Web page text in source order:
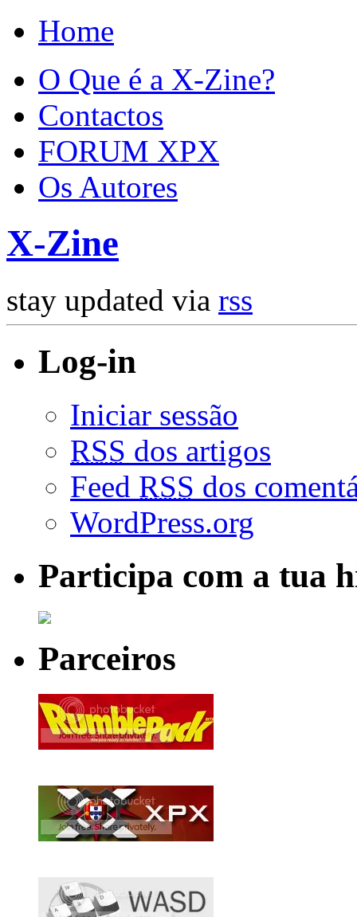
Home
O Que é a X-Zine?
Contactos
FORUM XPX
Os Autores
X-Zine
stay updated via rss
Log-in
Iniciar sessão
RSS dos artigos
Feed RSS dos
WordPress.org
Participa com a tua
Parceiros